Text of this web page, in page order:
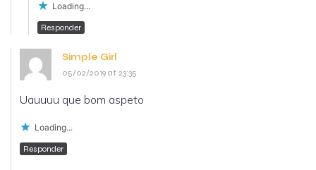
Loading...
Responder
Simple Girl
05/02/2019 at 23:35
Uauuuu que bom aspeto
Loading...
Responder